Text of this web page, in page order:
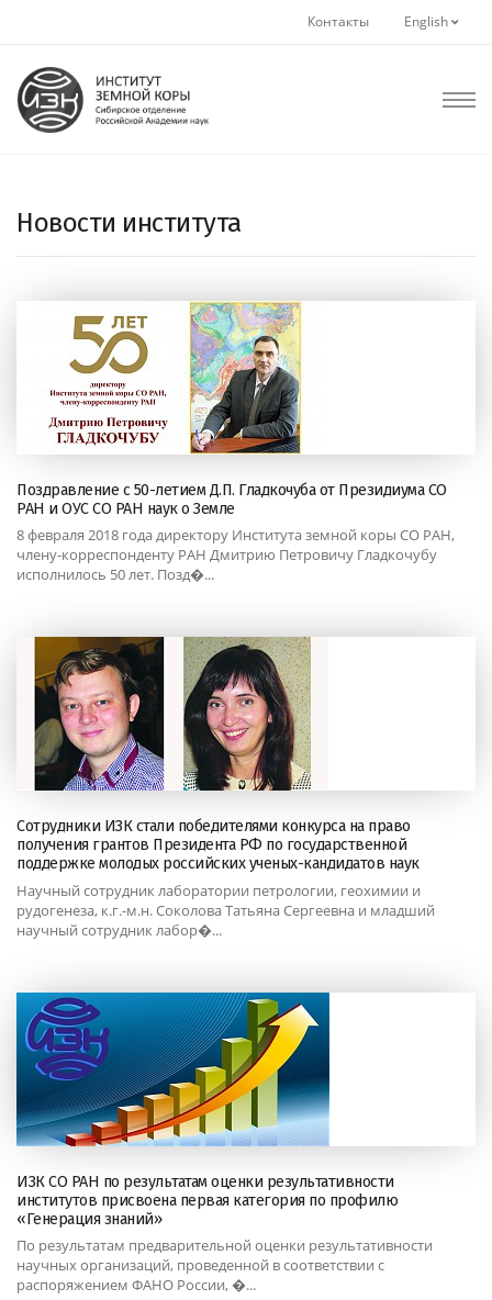
Контакты English
Новости института
Поздравление с 50-летием Д.П. Гладкочуба от Президиума СО
РАН и ОУС СО РАН наук о Земле
8 февраля 2018 года директору Института земной коры СО РАН,
члену-корреспонденту РАН Дмитрию Петровичу Гладкочубу
исполнилось 50 лет. Позд�...
Сотрудники ИЗК стали победителями конкурса на право
получения грантов Президента РФ по государственной
поддержке молодых российских ученых-кандидатов наук
Научный сотрудник лаборатории петрологии, геохимии и
рудогенеза, к.г.-м.н. Соколова Татьяна Сергеевна и младший
научный сотрудник лабор�...
ИЗК СО РАН по результатам оценки результативности
институтов присвоена первая категория по профилю
«Генерация знаний»
По результатам предварительной оценки результативности
научных организаций, проведенной в соответствии с
распоряжением ФАНО России, �...